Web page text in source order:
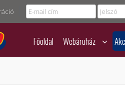
Főoldal Webáruház